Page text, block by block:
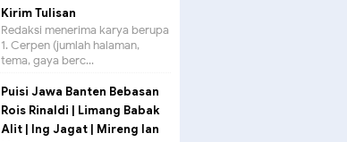
Kirim Tulisan
Redaksi menerima karya berupa
1. Cerpen (jumlah halaman,
tema, gaya berc...
Puisi Jawa Banten Bebasan
Rois Rinaldi | Limang Babak
Alit | Ing Jagat | Mireng lan